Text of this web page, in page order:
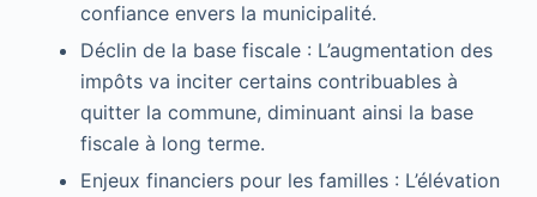
confiance envers la municipalité.
Déclin de la base fiscale : L’augmentation des
impôts va inciter certains contribuables à
quitter la commune, diminuant ainsi la base
fiscale à long terme.
Enjeux financiers pour les familles : L’élévation